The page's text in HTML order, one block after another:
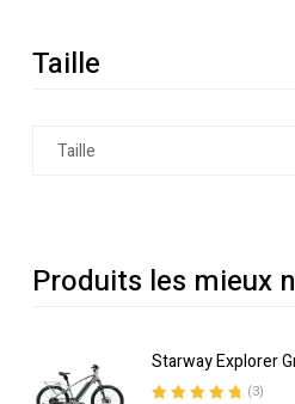
Taille
Produits les mieux
Starway Explorer
(3)